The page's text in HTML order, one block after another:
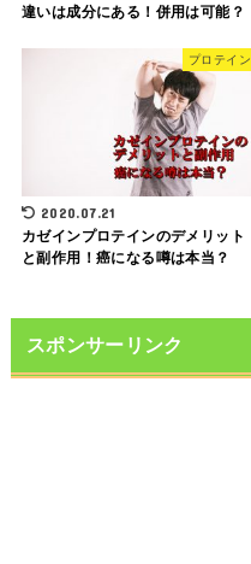
違いは成分にある！併用は可能？
プロテイン
2020.07.21
カゼインプロテインのデメリット
と副作用！癌になる噂は本当？
スポンサーリンク